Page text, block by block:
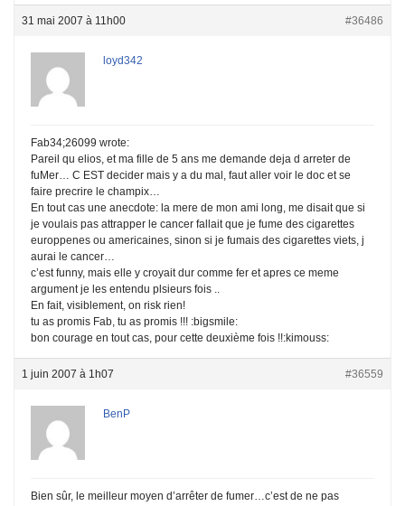
31 mai 2007 à 11h00 #36486
loyd342
Fab34;26099 wrote:
Pareil qu elios, et ma fille de 5 ans me demande deja d arreter de
fuMer… C EST decider mais y a du mal, faut aller voir le doc et se
faire precrire le champix…
En tout cas une anecdote: la mere de mon ami long, me disait que si
je voulais pas attrapper le cancer fallait que je fume des cigarettes
europpenes ou americaines, sinon si je fumais des cigarettes viets, j
aurai le cancer…
c’est funny, mais elle y croyait dur comme fer et apres ce meme
argument je les entendu plsieurs fois ..
En fait, visiblement, on risk rien!
tu as promis Fab, tu as promis !!! :bigsmile:
bon courage en tout cas, pour cette deuxième fois !!:kimouss:
1 juin 2007 à 1h07 #36559
BenP
Bien sûr, le meilleur moyen d’arrêter de fumer…c’est de ne pas